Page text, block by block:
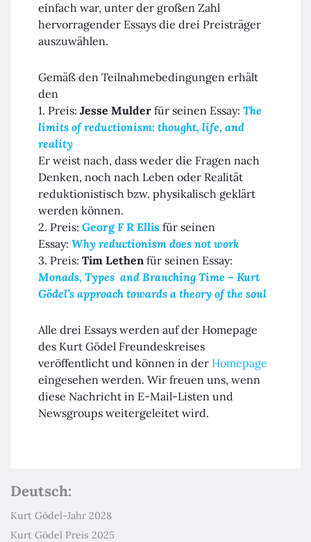
einfach war, unter der großen Zahl
hervorragender Essays die drei Preisträger
auszuwählen.
Gemäß den Teilnahmebedingungen erhält
den
1. Preis: Jesse Mulder für seinen Essay: The
limits of reductionism: thought, life, and
reality
Er weist nach, dass weder die Fragen nach
Denken, noch nach Leben oder Realität
reduktionistisch bzw. physikalisch geklärt
werden können.
2. Preis: Georg F R Ellis für seinen
Essay: Why reductionism does not work
3. Preis: Tim Lethen für seinen Essay:
Monads, Types and Branching Time – Kurt
Gödel’s approach towards a theory of the soul
Alle drei Essays werden auf der Homepage
des Kurt Gödel Freundeskreises
veröffentlicht und können in der Homepage
eingesehen werden. Wir freuen uns, wenn
diese Nachricht in E-Mail-Listen und
Newsgroups weitergeleitet wird.
Deutsch:
Kurt Gödel-Jahr 2028
Kurt Gödel Preis 2025